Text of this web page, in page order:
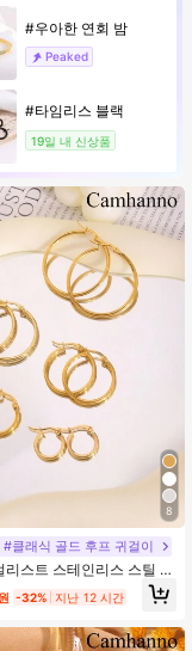
#우아한 연회 밤
Peaked
#타임리스 블랙
19일 내 신상품
8
#클래식 골드 후프 귀걸이
리스트 스테인리스 스틸 라
어링, 남녀 장식용 적합
원 -32% 지난 12 시간